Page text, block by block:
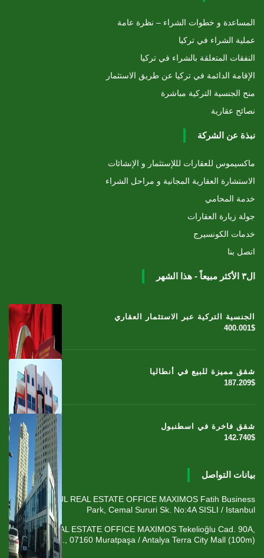
المساعدة و خطوات الشراء – نظرة عامة
عملية الشراء في تركيا
النفقات المتعلقة بالشراء في تركيا
الإقامة الدائمة في تركيا عن طريق الاستثمار
منح الجنسية التركية مباشرة
نصائح عقارية
نبذة عن الشركة
ماكسيموس للعقارات لللإستثمار و الإنشائات
الاستشارة العقارية المجانية و مراحل الشراء
خدمة المحامي
جولة زيارة العقارات
خدمات الكونسيرج
اتصل بنا
ال٣ الأكثر مبيعاً - هذا الشهر
الجنسية التركية عبر الاستثمار العقاري
400.001$
شقق مميزة للبيع في أنطاليا
187.209$
شقق فاخرة في اسطنبول
142.740$
بيانات التواصل
ISTANBUL REAL ESTATE OFFICE MAXIMOS Fatih Business
Park, Cemal Sururi Sk. No:4A SISLI / Istanbul
ANTALYA REAL ESTATE OFFICE MAXIMOS Tekelioğlu Cad. 90A,
Fener Mah., 07160 Muratpaşa / Antalya Terra City Mall (100m)